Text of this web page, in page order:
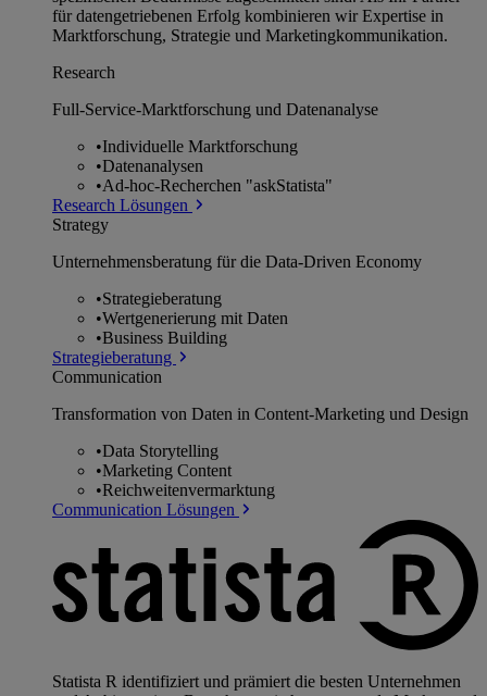
für datengetriebenen Erfolg kombinieren wir Expertise in
Marktforschung, Strategie und Marketingkommunikation.
Research
Full-Service-Marktforschung und Datenanalyse
•Individuelle Marktforschung
•Datenanalysen
•Ad-hoc-Recherchen "askStatista"
Research Lösungen
Strategy
Unternehmens­beratung für die Data-Driven Economy
•Strategieberatung
•Wertgenerierung mit Daten
•Business Building
Strategieberatung
Communication
Transformation von Daten in Content-Marketing und Design
•Data Storytelling
•Marketing Content
•Reichweitenvermarktung
Communication Lösungen
Statista R identifiziert und prämiert die besten Unternehmen